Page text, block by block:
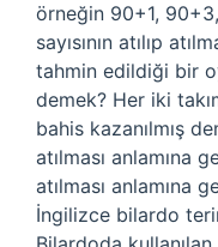
örneğin 90+1,
sayısının atılıp
tahmin edildiği bir
demek? Her iki
bahis kazanılmış
atılması anlamına
atılması anlamına
İngilizce bilardo